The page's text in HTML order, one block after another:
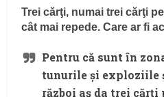
Trei cărţi, numai trei cărţi
cât mai repede. Care ar fi
Pentru că sunt în
tunurile şi exploziile
război aş da trei cărţi